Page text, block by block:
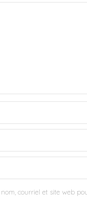
courriel et site web